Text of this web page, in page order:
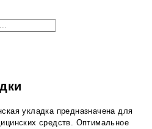
укладка предназначена для
средств. Оптимальное